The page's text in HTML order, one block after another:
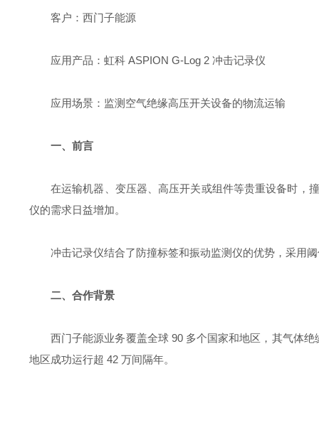
客户：西门子能源
应用产品：虹科 ASPION G-Log 2 冲击记录仪
应用场景：监测空气绝缘高压开关设备的物流运输
一、前言
在运输机器、变压器、高压开关或组件等贵重设备时，
仪的需求日益增加。
冲击记录仪结合了防撞标签和振动监测仪的优势，采用
二、合作背景
西门子能源业务覆盖全球 90 多个国家和地区，其气体
地区成功运行超 42 万间隔年。